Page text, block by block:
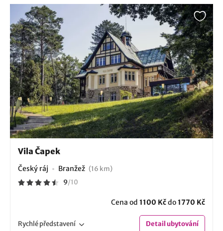
Vila Čapek
Český ráj Branžež (16 km)
9/10
Cena od 1100 Kčdo1770 Kč
Rychlépředstavení Detailubytování